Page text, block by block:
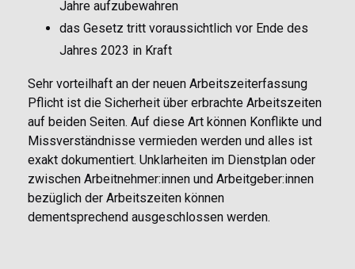
Jahre aufzubewahren
das Gesetz tritt voraussichtlich vor Ende des
Jahres 2023 in Kraft
Sehr vorteilhaft an der neuen Arbeitszeiterfassung
Pflicht ist die Sicherheit über erbrachte Arbeitszeiten
auf beiden Seiten. Auf diese Art können Konflikte und
Missverständnisse vermieden werden und alles ist
exakt dokumentiert. Unklarheiten im Dienstplan oder
zwischen Arbeitnehmer:innen und Arbeitgeber:innen
bezüglich der Arbeitszeiten können
dementsprechend ausgeschlossen werden.